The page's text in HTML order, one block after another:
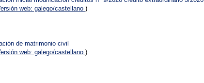
web: galego/castellano )
de matrimonio civil
web: galego/castellano )